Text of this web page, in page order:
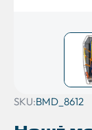
SKU:BMD_8612